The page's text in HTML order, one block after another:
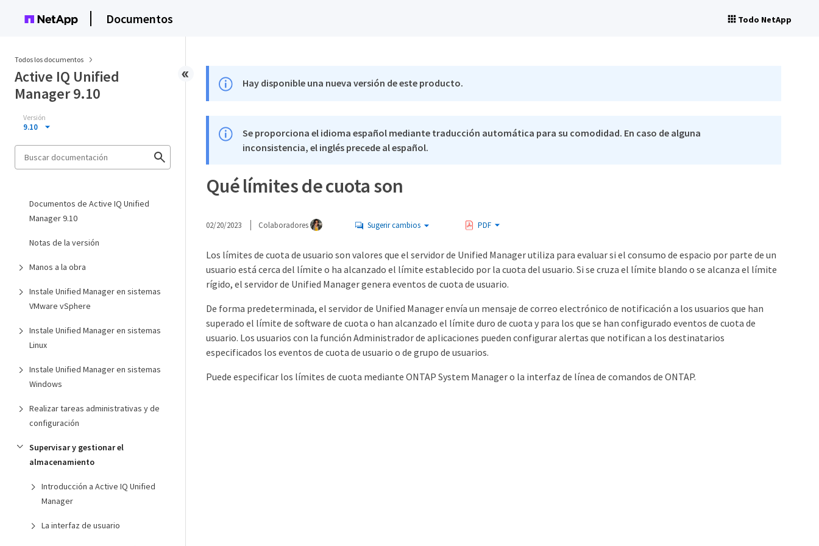
Documentos Todo NetApp
Todos los documentos
Active IQ Unified
Manager 9.10
Versión
9.10
Documentos de Active IQ Unified
Manager 9.10
Notas de la versión
Manos a la obra
Instale Unified Manager en sistemas
VMware vSphere
Instale Unified Manager en sistemas
Linux
Instale Unified Manager en sistemas
Windows
Realizar tareas administrativas y de
configuración
Supervisar y gestionar el
almacenamiento
Introducción a Active IQ Unified
Manager
La interfaz de usuario
Hay disponible una nueva versión de este producto.
Se proporciona el idioma español mediante traducción automática para su comodidad. En caso de alguna
inconsistencia, el inglés precede al español.
Qué límites de cuota son
02/20/2023 Colaboradores Sugerir cambios PDF
Los límites de cuota de usuario son valores que el servidor de Unified Manager utiliza para evaluar si el consumo de espacio por parte de un
usuario está cerca del límite o ha alcanzado el límite establecido por la cuota del usuario. Si se cruza el límite blando o se alcanza el límite
rígido, el servidor de Unified Manager genera eventos de cuota de usuario.
De forma predeterminada, el servidor de Unified Manager envía un mensaje de correo electrónico de notificación a los usuarios que han
superado el límite de software de cuota o han alcanzado el límite duro de cuota y para los que se han configurado eventos de cuota de
usuario. Los usuarios con la función Administrador de aplicaciones pueden configurar alertas que notifican a los destinatarios
especificados los eventos de cuota de usuario o de grupo de usuarios.
Puede especificar los límites de cuota mediante ONTAP System Manager o la interfaz de línea de comandos de ONTAP.